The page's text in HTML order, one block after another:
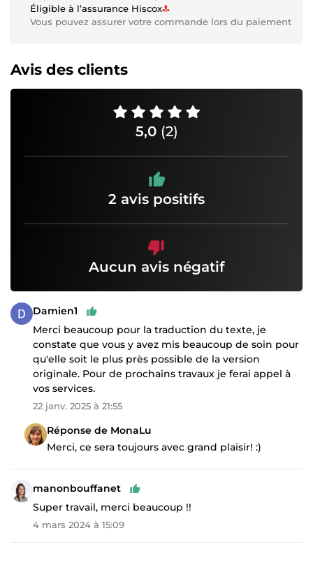
Éligible à l’assurance Hiscox
Vous pouvez assurer votre commande lors du paiement
Avis des clients
5,0 (2)
2 avis positifs
Aucun avis négatif
Damien1
Merci beaucoup pour la traduction du texte, je
constate que vous y avez mis beaucoup de soin pour
qu'elle soit le plus près possible de la version
originale. Pour de prochains travaux je ferai appel à
vos services.
22 janv. 2025 à 21:55
Réponse de MonaLu
Merci, ce sera toujours avec grand plaisir! :)
manonbouffanet
Super travail, merci beaucoup !!
4 mars 2024 à 15:09